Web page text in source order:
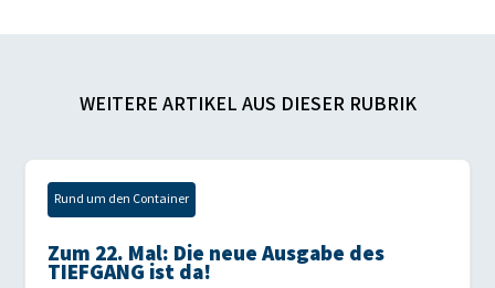
WEITERE ARTIKEL AUS DIESER RUBRIK
Rund um den Container
Zum 22. Mal: Die neue Ausgabe des
TIEFGANG ist da!